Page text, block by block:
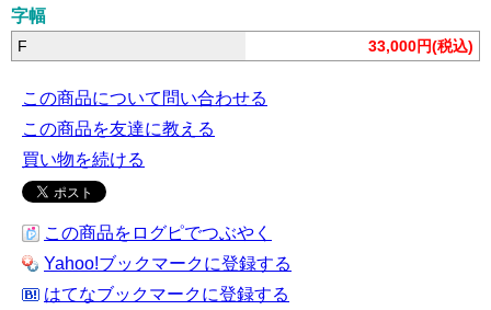
字幅
F 33,000円(税込)
この商品について問い合わせる
この商品を友達に教える
買い物を続ける
この商品をログピでつぶやく
Yahoo!ブックマークに登録する
はてなブックマークに登録する